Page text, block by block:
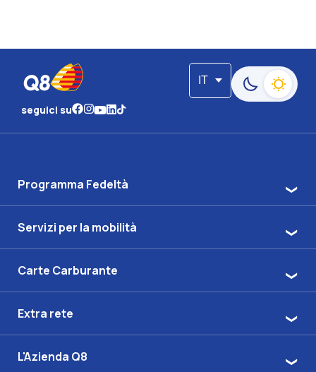
IT
Passa alla
seguici su
Programma Fedeltà
Servizi per la mobilità
Carte Carburante
Extra rete
L'Azienda Q8